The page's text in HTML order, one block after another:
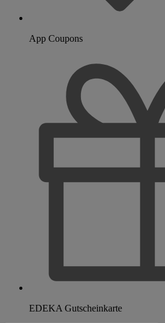
App Coupons
EDEKA Gutscheinkarte